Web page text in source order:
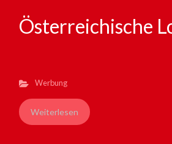
Österreichische
Werbung
Weiterlesen